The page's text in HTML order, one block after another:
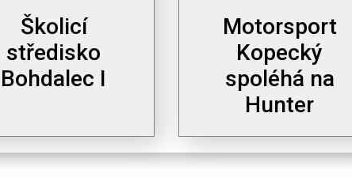
Školicí
středisko
Bohdalec I
Motorsport
Kopecký
spoléhá na
Hunter